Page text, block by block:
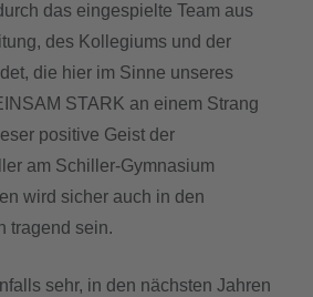
das eingespielte Team aus
des Kollegiums und der
die hier im Sinne unseres
STARK an einem Strang
positive Geist der
am Schiller-Gymnasium
wird sicher auch in den
tragend sein.
sehr, in den nächsten Jahren